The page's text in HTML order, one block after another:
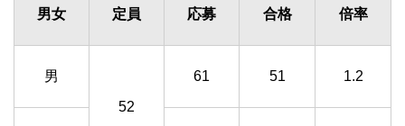
男女 定員 応募 合格 倍率
男
52
61 51 1.2